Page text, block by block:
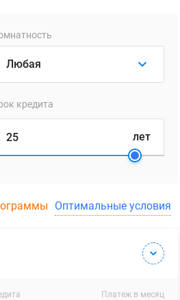
кредита
лет
Оптимальные условия
Платеж в месяц